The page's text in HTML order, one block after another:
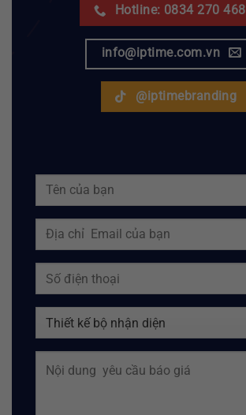
Hotline: 0834 270 468
info@iptime.com.vn
@iptimebranding